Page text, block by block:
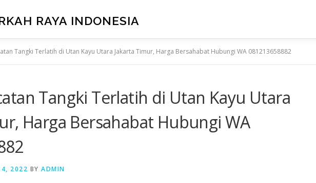
RAYA INDONESIA
Tangki Terlatih di Utan Kayu Utara Jakarta Timur, Harga Bersahabat Hubungi WA 081213658882
Tangki Terlatih di Utan Kayu Utara
Harga Bersahabat Hubungi WA
2022 BY ADMIN